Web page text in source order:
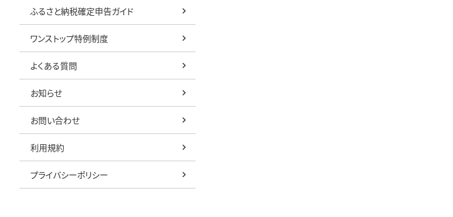
ふるさと納税確定申告ガイド
ワンストップ特例制度
よくある質問
お知らせ
お問い合わせ
利用規約
プライバシーポリシー